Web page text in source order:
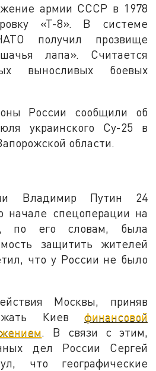
армии СССР в 1978
«Т-8». В системе
получил прозвище
лапа». Считается
выносливых боевых
России сообщили об
украинского Су-25 в
области.
Владимир Путин 24
начале спецоперации на
по его словам, была
защитить жителей
что у России не было
Москвы, приняв
Киев финансовой
. В связи с этим,
дел России Сергей
что географические